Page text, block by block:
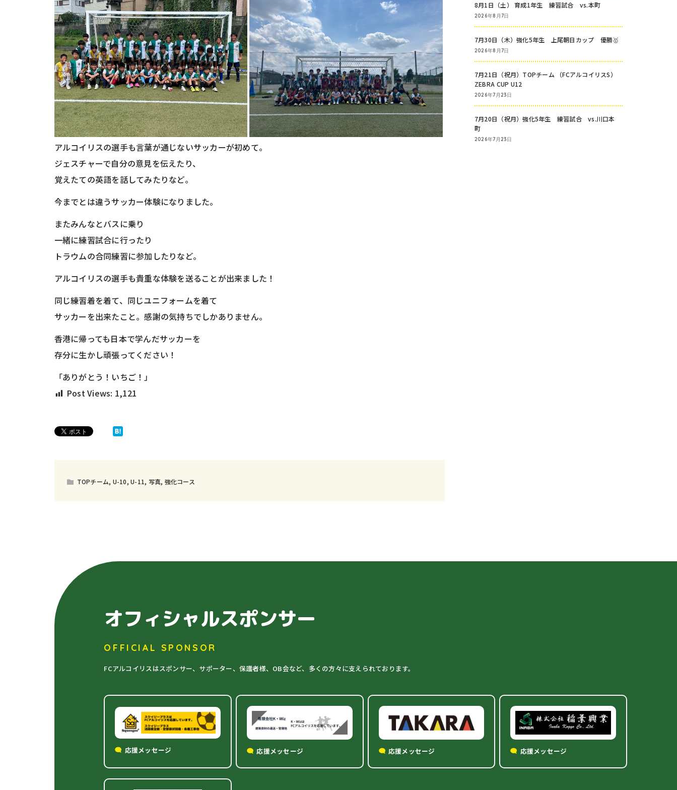
アルコイリスの選手も言葉が通じないサッカーが初めて。
ジェスチャーで自分の意見を伝えたり、
覚えたての英語を話してみたりなど。
今までとは違うサッカー体験になりました。
またみんなとバスに乗り
一緒に練習試合に行ったり
トラウムの合同練習に参加したりなど。
アルコイリスの選手も貴重な体験を送ることが出来ました！
同じ練習着を着て、同じユニフォームを着て
サッカーを出来たこと。感謝の気持ちでしかありません。
香港に帰っても日本で学んだサッカーを
存分に生かし頑張ってください！
「ありがとう！いちご！」
Post Views: 1,121
TOPチーム, U-10,U-11, 写真, 強化コース
8月1日（土） 育成1年生 練習試合 vs.本町
2026年8月7日
7月30日（木）強化5年生 上尾朝日カップ 優勝🥇
2026年8月7日
7月21日（祝月）TOPチーム （FCアルコイリスS）
ZEBRA CUP U12
2026年7月23日
7月20日（祝月）強化5年生 練習試合 vs.川口本
町
2026年7月23日
オフィシャルスポンサー
OFFICIAL SPONSOR
FCアルコイリスはスポンサー、サポーター、保護者様、OB会など、多くの方々に支えられております。
応援メッセージ 応援メッセージ 応援メッセージ 応援メッセージ